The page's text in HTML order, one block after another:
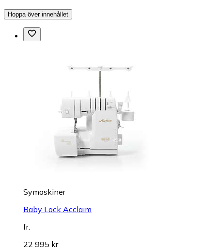
Hoppa över innehållet
Symaskiner
Baby Lock Acclaim
fr.
22 995 kr